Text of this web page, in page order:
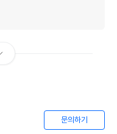
문의하기